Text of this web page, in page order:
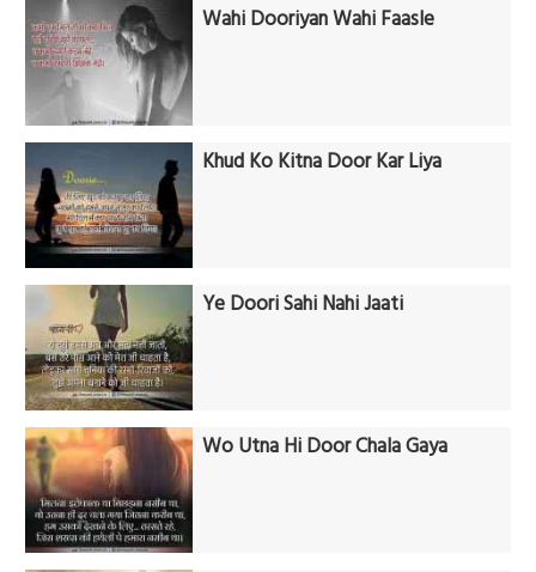
Wahi Dooriyan Wahi Faasle
Khud Ko Kitna Door Kar Liya
Ye Doori Sahi Nahi Jaati
Wo Utna Hi Door Chala Gaya